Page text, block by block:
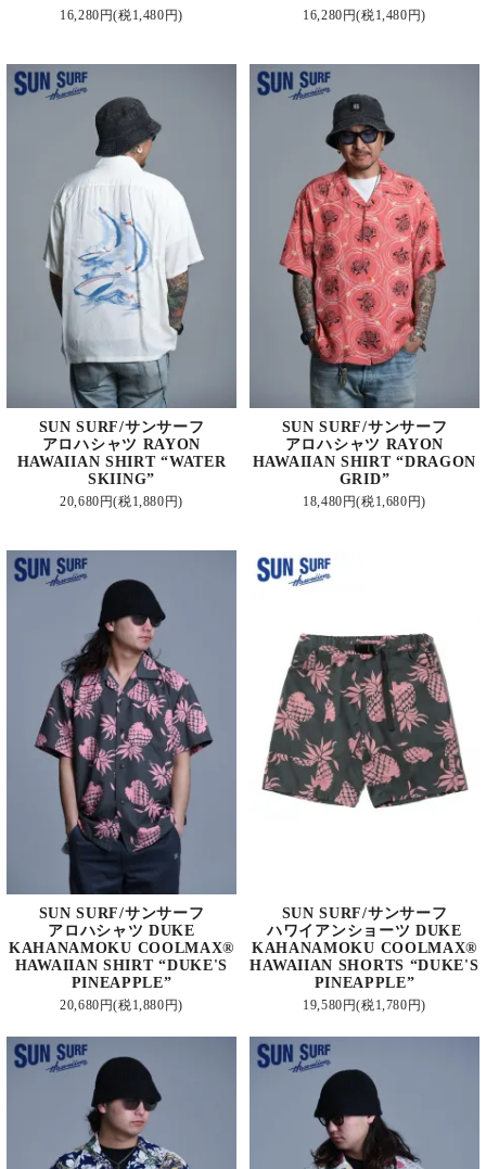
16,280円(税1,480円) 16,280円(税1,480円)
SUN SURF/サンサーフ
アロハシャツ RAYON
HAWAIIAN SHIRT “WATER
SKIING”
20,680円(税1,880円)
SUN SURF/サンサーフ
アロハシャツ RAYON
HAWAIIAN SHIRT “DRAGON
GRID”
18,480円(税1,680円)
SUN SURF/サンサーフ
アロハシャツ DUKE
KAHANAMOKU COOLMAX®
HAWAIIAN SHIRT “DUKE'S
PINEAPPLE”
20,680円(税1,880円)
SUN SURF/サンサーフ
ハワイアンショーツ DUKE
KAHANAMOKU COOLMAX®
HAWAIIAN SHORTS “DUKE'S
PINEAPPLE”
19,580円(税1,780円)